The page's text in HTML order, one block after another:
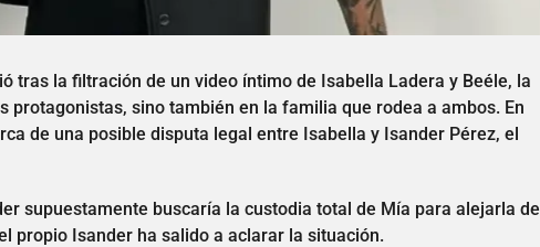
tras la filtración de un video íntimo de Isabella Ladera y Beéle, la
protagonistas, sino también en la familia que rodea a ambos. En
de una posible disputa legal entre Isabella y Isander Pérez, el
supuestamente buscaría la custodia total de Mía para alejarla de
propio Isander ha salido a aclarar la situación.